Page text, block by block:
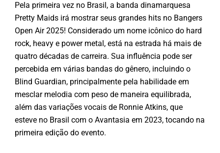
Pela primeira vez no Brasil, a banda dinamarquesa
Pretty Maids irá mostrar seus grandes hits no Bangers
Open Air 2025! Considerado um nome icônico do hard
rock, heavy e power metal, está na estrada há mais de
quatro décadas de carreira. Sua influência pode ser
percebida em várias bandas do gênero, incluindo o
Blind Guardian, principalmente pela habilidade em
mesclar melodia com peso de maneira equilibrada,
além das variações vocais de Ronnie Atkins, que
esteve no Brasil com o Avantasia em 2023, tocando na
primeira edição do evento.